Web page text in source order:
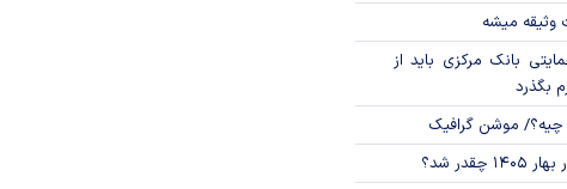
وثیقه میشه
بانک مرکزی باید از
بگذرد
چیه؟/ موشن گرافیک
شد؟